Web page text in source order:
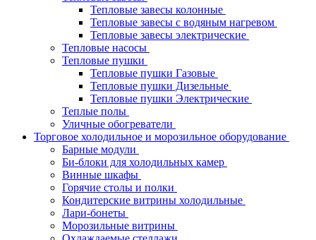
Тепловые завесы колонные
Тепловые завесы с водяным нагревом
Тепловые завесы электрические
Тепловые насосы
Тепловые пушки
Тепловые пушки Газовые
Тепловые пушки Дизельные
Тепловые пушки Электрические
Теплые полы
Уличные обогреватели
Торговое холодильное и морозильное оборудование
Барные модули
Би-блоки для холодильных камер
Винные шкафы
Горячие столы и полки
Кондитерские витрины холодильные
Лари-бонеты
Морозильные витрины